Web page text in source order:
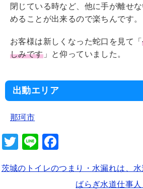
閉じている時など、他に手が離せ
めることが出来るので楽ちんです。
お客様は新しくなった蛇口を見て「
しみです」と仰っていました。
出動エリア
那珂市
T
tt
Li
e c
茨城のトイレのつまり・水漏れは、
ばらぎ水道仕事人